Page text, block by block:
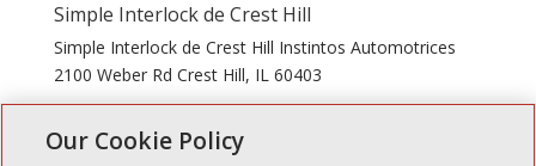
Simple Interlock de Crest Hill
Simple Interlock de Crest Hill Instintos Automotrices
2100 Weber Rd Crest Hill, IL 60403
Our Cookie Policy